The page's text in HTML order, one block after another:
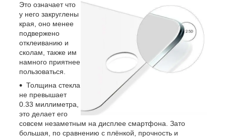
Это означает что
у него закруглены
края, оно менее
подвержено
отклеиванию и
сколам, также им
намного приятнее
пользоваться.
Толщина стекла
не превышает
0.33 миллиметра,
это делает его
совсем незаметным на дисплее смартфона. Зато
большая, по сравнению с плёнкой, прочность и